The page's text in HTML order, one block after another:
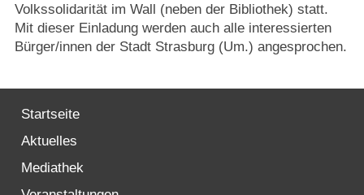
Bine ați venit în Strasburg (Uckermark)
Online-Bewerbungen
Volkssolidarität im Wall (neben der Bibliothek) statt.
Mit dieser Einladung werden auch alle interessierten
Bürger/innen der Stadt Strasburg (Um.) angesprochen.
Startseite
Aktuelles
Mediathek